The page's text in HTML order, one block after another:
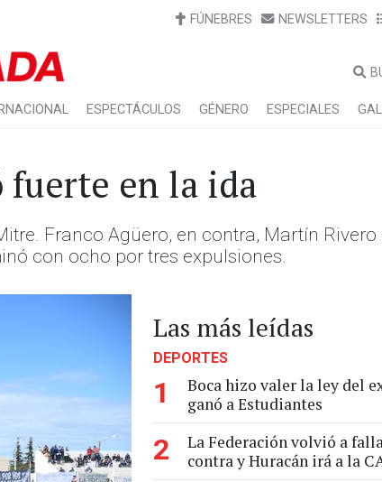
FÚNEBRES NEWSLETTERS
ESPECTÁCULOS GÉNERO ESPECIALES
fuerte en la ida
Franco Agüero, en contra, Martín
con ocho por tres expulsiones.
Las más leídas
DEPORTES
1
Boca hizo valer la ley del
ganó a Estudiantes
2
La Federación volvió a
contra y Huracán irá a la